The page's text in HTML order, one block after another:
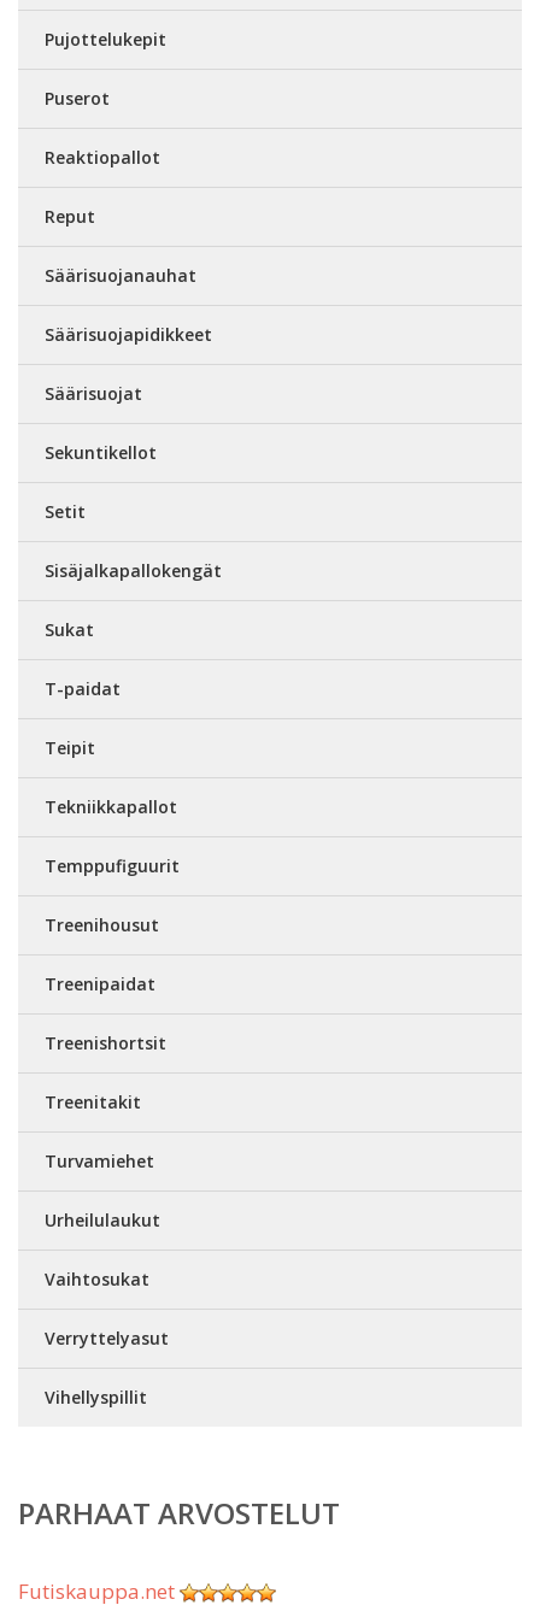
Pujottelukepit
Puserot
Reaktiopallot
Reput
Säärisuojanauhat
Säärisuojapidikkeet
Säärisuojat
Sekuntikellot
Setit
Sisäjalkapallokengät
Sukat
T-paidat
Teipit
Tekniikkapallot
Temppufiguurit
Treenihousut
Treenipaidat
Treenishortsit
Treenitakit
Turvamiehet
Urheilulaukut
Vaihtosukat
Verryttelyasut
Vihellyspillit
PARHAAT ARVOSTELUT
Futiskauppa.net